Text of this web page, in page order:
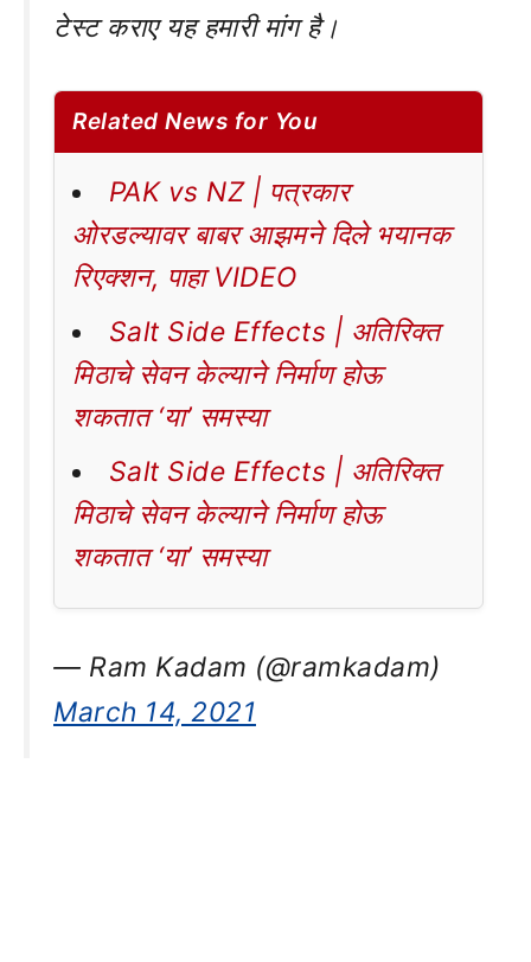
टेस्ट कराए यह हमारी मांग है।
Related News for You
PAK vs NZ | पत्रकार
ओरडल्यावर बाबर आझमने दिले भयानक
रिएक्शन, पाहा VIDEO
Salt Side Effects | अतिरिक्त
मिठाचे सेवन केल्याने निर्माण होऊ
शकतात ‘या’ समस्या
Salt Side Effects | अतिरिक्त
मिठाचे सेवन केल्याने निर्माण होऊ
शकतात ‘या’ समस्या
— Ram Kadam (@ramkadam)
March 14, 2021